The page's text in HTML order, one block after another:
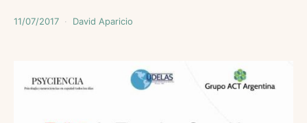
11/07/2017 David Aparicio